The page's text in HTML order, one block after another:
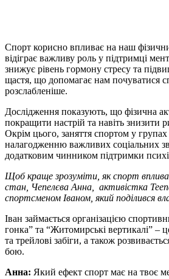
Спорт корисно впливає на наш
відіграє важливу роль у підтримці
знижує рівень гормону стресу та
щастя, що допомагає нам почуватися
розслабленіше.
Дослідження показують, що фізична
покращити настрій та навіть знизити
Окрім цього, заняття спортом у
налагодженню важливих соціальних
додатковим чинником підтримки
Щоб краще зрозуміти, як спорт
стан, Чепелєва Анна,
активістка
спортсменом Іваном, який поділився
Іван займається організацією
гонка” та “Житомирські вертикалі” –
та трейлові забіги, а також
бою.
Анна: Який ефект спорт має на твоє